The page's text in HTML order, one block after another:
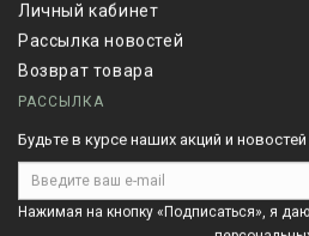
Личный кабинет
Рассылка новостей
Возврат товара
РАССЫЛКА
Будьте в курсе наших акций и новостей
Нажимая на кнопку «Подписаться», я